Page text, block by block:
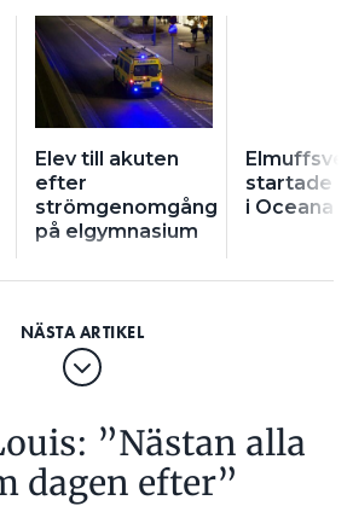
Elev till akuten
efter
strömgenomgång
på elgymnasium
startade
i Oceana
”Nästan alla
dagen efter”